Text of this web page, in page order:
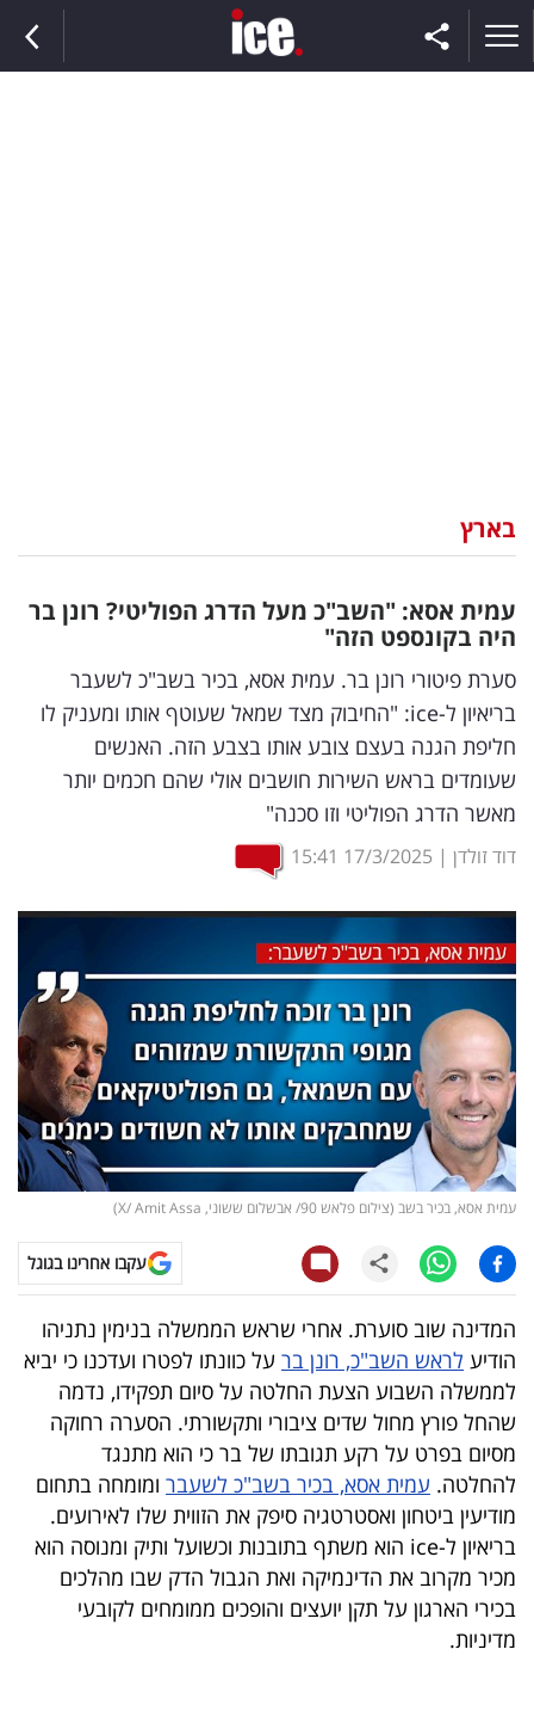
וצרכנות
דיגיטל
וטק
שיווק
ופרסום
משפט
מדדים
ומחקרים
דעות
רכילות
עסקית
קריפטו
ויראלי
עסקי
ספורט
קריירה
ולימודים
מינויים
רייטינג
רכב
בריאות
בארץ
עמית אסא: "השב"כ מעל הדרג הפוליטי? רונן בר
היה בקונספט הזה"
סערת פיטורי רונן בר. עמית אסא, בכיר בשב"כ לשעבר
בריאיון ל-ice: "החיבוק מצד שמאל שעוטף אותו ומעניק לו
חליפת הגנה בעצם צובע אותו בצבע הזה. האנשים
שעומדים בראש השירות חושבים אולי שהם חכמים יותר
מאשר הדרג הפוליטי וזו סכנה"
דוד זולדן |
17/3/2025
15:41
עמית אסא, בכיר בשב (צילום פלאש 90/ אבשלום ששוני, X/ Amit Assa)
עקבו אחרינו בגוגל
המדינה שוב סוערת. אחרי שראש הממשלה בנימין נתניהו
הודיע לראש השב"כ, רונן בר על כוונתו לפטרו ועדכנו כי יביא
לממשלה השבוע הצעת החלטה על סיום תפקידו, נדמה
שהחל פורץ מחול שדים ציבורי ותקשורתי. הסערה רחוקה
מסיום בפרט על רקע תגובתו של בר כי הוא מתנגד
להחלטה. עמית אסא, בכיר בשב"כ לשעבר ומומחה בתחום
מודיעין ביטחון ואסטרטגיה סיפק את הזווית שלו לאירועים.
בריאיון ל-ice הוא משתף בתובנות וכשועל ותיק ומנוסה הוא
מכיר מקרוב את הדינמיקה ואת הגבול הדק שבו מהלכים
בכירי הארגון על תקן יועצים והופכים ממומחים לקובעי
מדיניות.